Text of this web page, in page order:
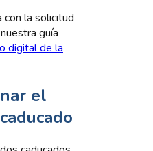
con la solicitud
guía
digital de la
el